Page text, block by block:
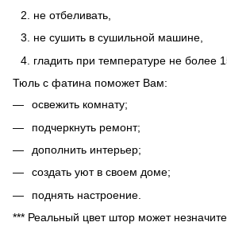
не отбеливать,
не сушить в сушильной машине,
гладить при температуре не более
Тюль с фатина поможет Вам:
освежить комнату;
подчеркнуть ремонт;
дополнить интерьер;
создать уют в своем доме;
поднять настроение.
*** Реальный цвет штор может